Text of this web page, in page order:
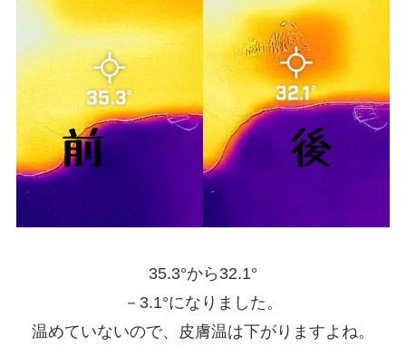
35.3°から32.1°
－3.1°になりました。
温めていないので、皮膚温は下がりますよね。